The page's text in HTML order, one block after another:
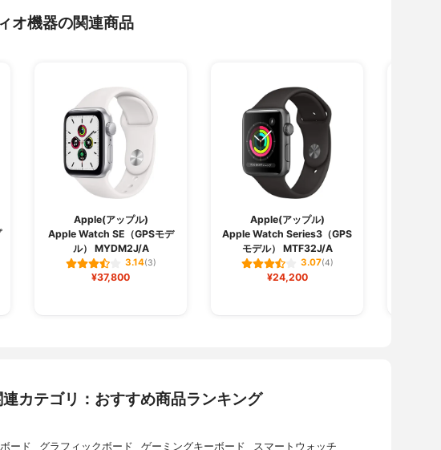
オ機器の関連商品
Apple(アップル)
Apple Watch SE（GPSモデ
ル） MYDM2J/A
3.14(3)
¥37,800
Apple(アップル)
Apple Watch Series3（GPS
モデル） MTF32J/A
3.07(4)
¥24,200
カテゴリ：おすすめ商品ランキング
ード グラフィックボード ゲーミングキーボード スマートウォッチ